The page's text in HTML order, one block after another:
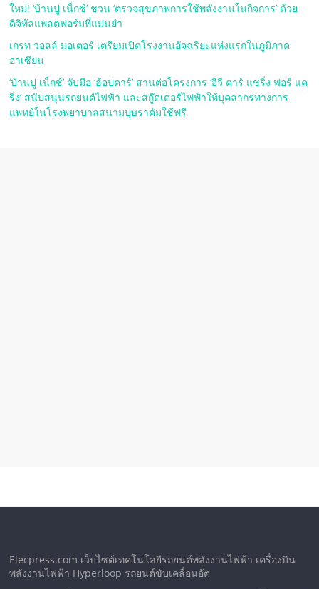
ใหม่! ‘บ้านปู เน็กซ์’ ชวน ‘ตรวจสุขภาพการใช้พลังงานในกิจการ’ ด้วย
ดิจิทัลแพลตฟอร์มที่แม่นยำ
เกรท วอลล์ มอเตอร์ เตรียมเปิดโรงงานอัจฉริยะแห่งแรกในภูมิภาค
อาเซียน
‘บ้านปู เน็กซ์’ จับมือ ‘ฮ้อปคาร์’ สานต่อโครงการ ‘อีวี คาร์ แชริ่ง ฟอร์ แค
ริ่ง’ สนับสนุนรถยนต์ไฟฟ้า และสกู๊ตเตอร์ไฟฟ้าให้บุคลากรทางการ
แพทย์ในโรงพยาบาลสนามบุษราคัมใช้ฟรี
Elecpress.com เว็บไซต์เทคโนโลยีรถยนต์พลังงานไฟฟ้า เครื่องบิน
พลังงานไฟฟ้า Hyperloop รถยนต์ขับเคลื่อนอัต